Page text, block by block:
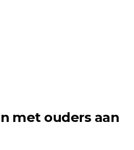
met ouders aan